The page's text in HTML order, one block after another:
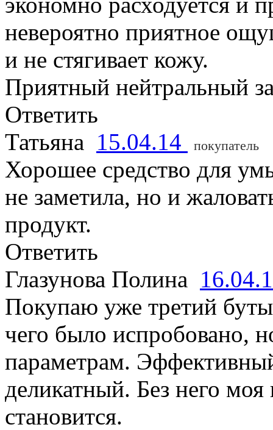
невероятно приятное
и не стягивает кожу.
Приятный нейтральный
Ответить
Татьяна 15.04.14 покупатель
Хорошее средство для
не заметила, но и
продукт.
Ответить
Глазунова Полина
Покупаю уже третий
чего было испробовано,
параметрам.
деликатный. Без него
становится.